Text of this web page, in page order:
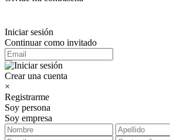
Iniciar sesión
Continuar como invitado
Crear una cuenta
×
Registrarme
Soy persona
Soy empresa